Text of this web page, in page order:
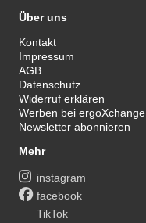
Über uns
Kontakt
Impressum
AGB
Datenschutz
Widerruf erklären
Werben bei ergoXchange
Newsletter abonnieren
Mehr
instagram
facebook
TikTok